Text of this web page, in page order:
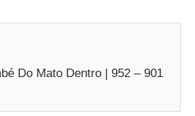
Do Mato Dentro | 952 – 901